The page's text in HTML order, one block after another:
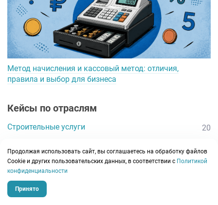
Метод начисления и кассовый метод: отличия,
правила и выбор для бизнеса
Кейсы по отраслям
Строительные услуги
20
Производство
23
Обучение
Digital-агентства
Продолжая использовать сайт, вы соглашаетесь на обработку файлов
Сookie и других пользовательских данных, в соответствии с Политикой
конфиденциальности
Принято